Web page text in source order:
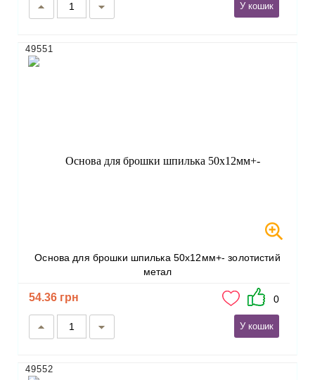
У кошик
Основа для брошки шпилька 50х12мм+- золотистий
метал
49551
54.36 грн 0
У кошик
49552